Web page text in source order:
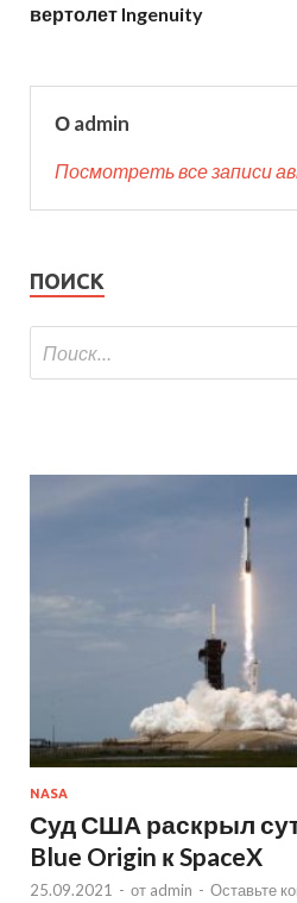
вертолет Ingenuity
О admin
Посмотреть все записи
ПОИСК
NASA
Суд США раскрыл
Blue Origin к SpaceX
25.09.2021 - от admin - Оставьте